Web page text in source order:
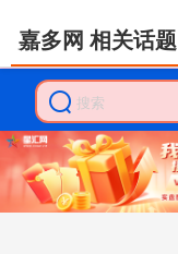
嘉多网 相关话题